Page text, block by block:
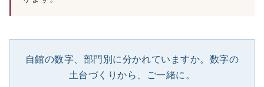
自館の数字、部門別に分かれていますか。数字の
土台づくりから、ご一緒に。